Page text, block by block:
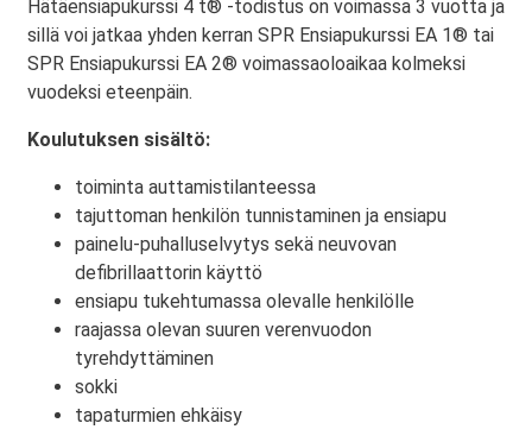
Hätäensiapukurssi 4 t® -todistus on voimassa 3 vuotta ja
sillä voi jatkaa yhden kerran SPR Ensiapukurssi EA 1® tai
SPR Ensiapukurssi EA 2® voimassaoloaikaa kolmeksi
vuodeksi eteenpäin.
Koulutuksen sisältö:
toiminta auttamistilanteessa
tajuttoman henkilön tunnistaminen ja ensiapu
painelu-puhalluselvytys sekä neuvovan
defibrillaattorin käyttö
ensiapu tukehtumassa olevalle henkilölle
raajassa olevan suuren verenvuodon
tyrehdyttäminen
sokki
tapaturmien ehkäisy